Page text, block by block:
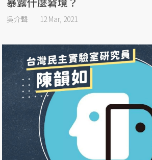
吳介聲 12 Mar, 2021